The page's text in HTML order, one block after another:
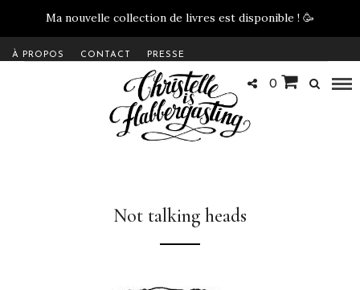
Ma nouvelle collection de livres est disponible ! 🥳
À PROPOS CONTACT PRESSE
0
Not talking heads